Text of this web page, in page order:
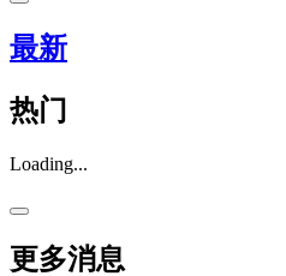
最新
热门
Loading...
更多消息